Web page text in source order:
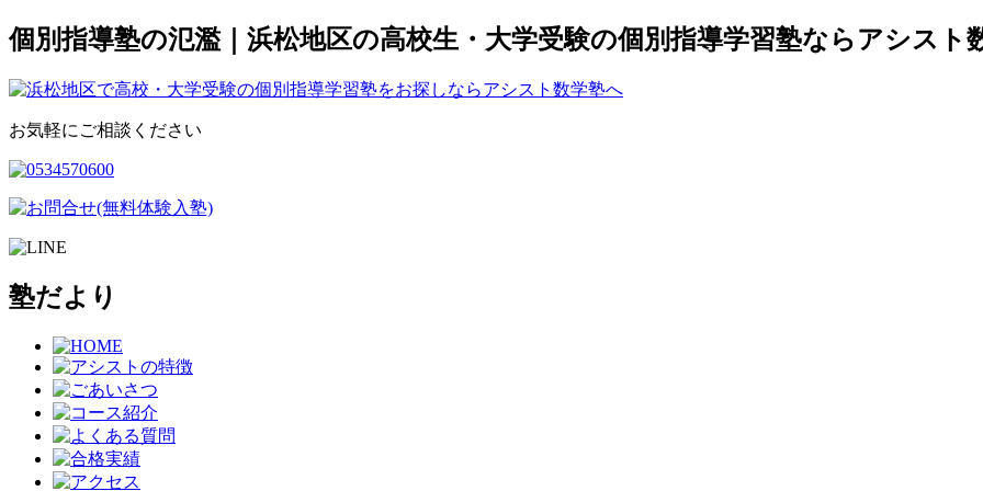
個別指導塾の氾濫｜浜松地区の高校生・大学受験の個別指導学習塾ならアシスト
お気軽にご相談ください
塾だより